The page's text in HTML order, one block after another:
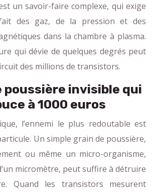
un savoir-faire complexe, qui exige
des gaz, de la pression et des
dans la chambre à plasma.
qui dévie de quelques degrés peut
des millions de transistors.
poussière invisible qui
à 1000 euros
l’ennemi le plus redoutable est
Un simple grain de poussière,
ou même un micro-organisme,
micromètre, peut suffire à détruire
Quand les transistors mesurent